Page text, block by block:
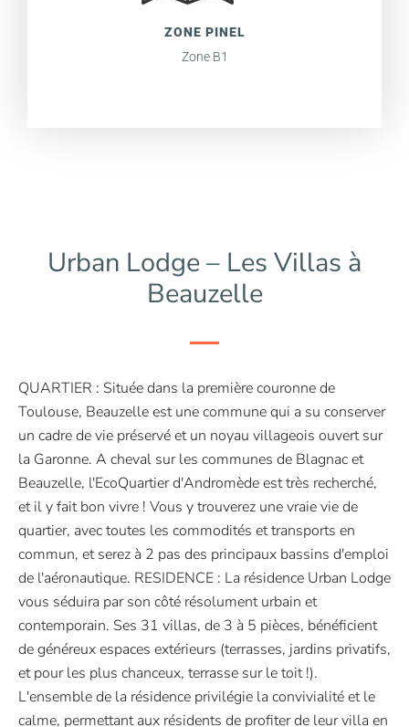
ZONE PINEL
Zone B1
Urban Lodge – Les Villas à
Beauzelle
QUARTIER : Située dans la première couronne de
Toulouse, Beauzelle est une commune qui a su conserver
un cadre de vie préservé et un noyau villageois ouvert sur
la Garonne. A cheval sur les communes de Blagnac et
Beauzelle, l'EcoQuartier d'Andromède est très recherché,
et il y fait bon vivre ! Vous y trouverez une vraie vie de
quartier, avec toutes les commodités et transports en
commun, et serez à 2 pas des principaux bassins d'emploi
de l'aéronautique. RESIDENCE : La résidence Urban Lodge
vous séduira par son côté résolument urbain et
contemporain. Ses 31 villas, de 3 à 5 pièces, bénéficient
de généreux espaces extérieurs (terrasses, jardins privatifs,
et pour les plus chanceux, terrasse sur le toit !).
L'ensemble de la résidence privilégie la convivialité et le
calme, permettant aux résidents de profiter de leur villa en